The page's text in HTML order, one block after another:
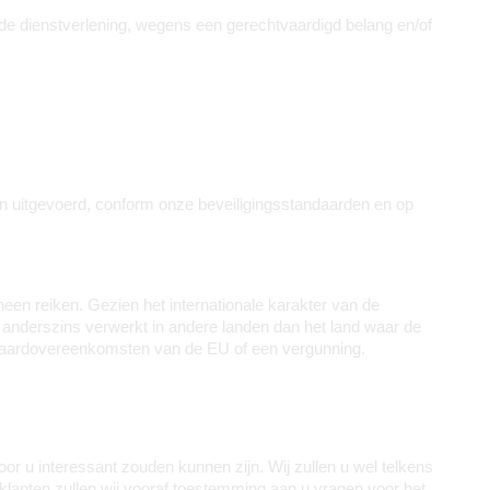
dienstverlening, wegens een gerechtvaardigd belang en/of
conform onze beveiligingsstandaarden en op
reiken. Gezien het internationale karakter van de
verwerkt in andere landen dan het land waar de
van de EU of een vergunning.
u interessant zouden kunnen zijn. Wij zullen u wel telkens